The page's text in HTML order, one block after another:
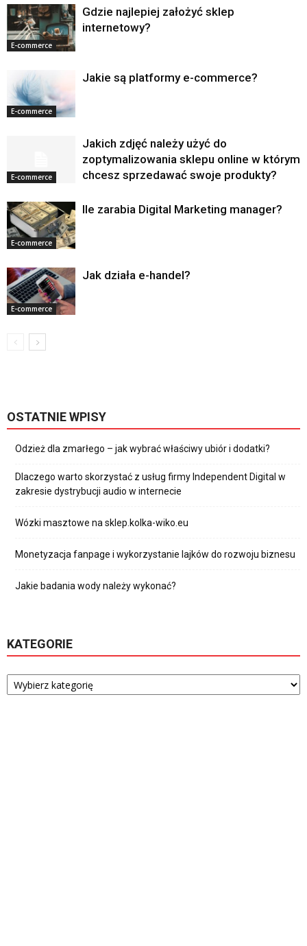
E-commerce
Gdzie najlepiej założyć sklep
internetowy?
E-commerce
Jakie są platformy e-commerce?
E-commerce
Jakich zdjęć należy użyć do
zoptymalizowania sklepu online w którym
chcesz sprzedawać swoje produkty?
E-commerce
Ile zarabia Digital Marketing manager?
E-commerce
Jak działa e-handel?
OSTATNIE WPISY
Odzież dla zmarłego – jak wybrać właściwy ubiór i dodatki?
Dlaczego warto skorzystać z usług firmy Independent Digital w
zakresie dystrybucji audio w internecie
Wózki masztowe na sklep.kolka-wiko.eu
Monetyzacja fanpage i wykorzystanie lajków do rozwoju biznesu
Jakie badania wody należy wykonać?
KATEGORIE
Kategorie